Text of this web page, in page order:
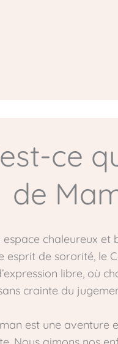
ce
de
espace chaleureux et
esprit de sororité, le
libre, où
crainte du
est une aventure